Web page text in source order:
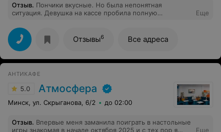
Отзыв. Пончики вкусные. Но была непонятная
ситуация. Девушка на кассе пробила полную
Еще
Отзывы6 Все адреса
АНТИКАФЕ
5.0 Атмосфера
Минск, ул. Скрыганова, 6/2 до 02:00
Отзыв. Впервые меня заманила поиграть в настольные
игры знакомая в начале октября 2025 и с тех пор я
Еще